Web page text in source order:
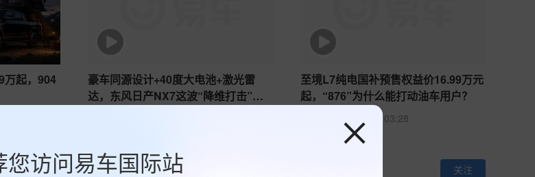
您访问易车国际站
万起，904
豪车同源设计+40度大电池+激光雷
达，东风日产NX7这波“降维打击”有
至境L7纯电国补预售权益价16.99万元
起，“876”为什么能打动油车用户？
03:28
关注 车轮哥Wheelsboy 关注